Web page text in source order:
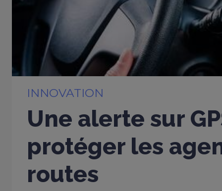
INNOVATION
Une alerte sur
protéger les
routes